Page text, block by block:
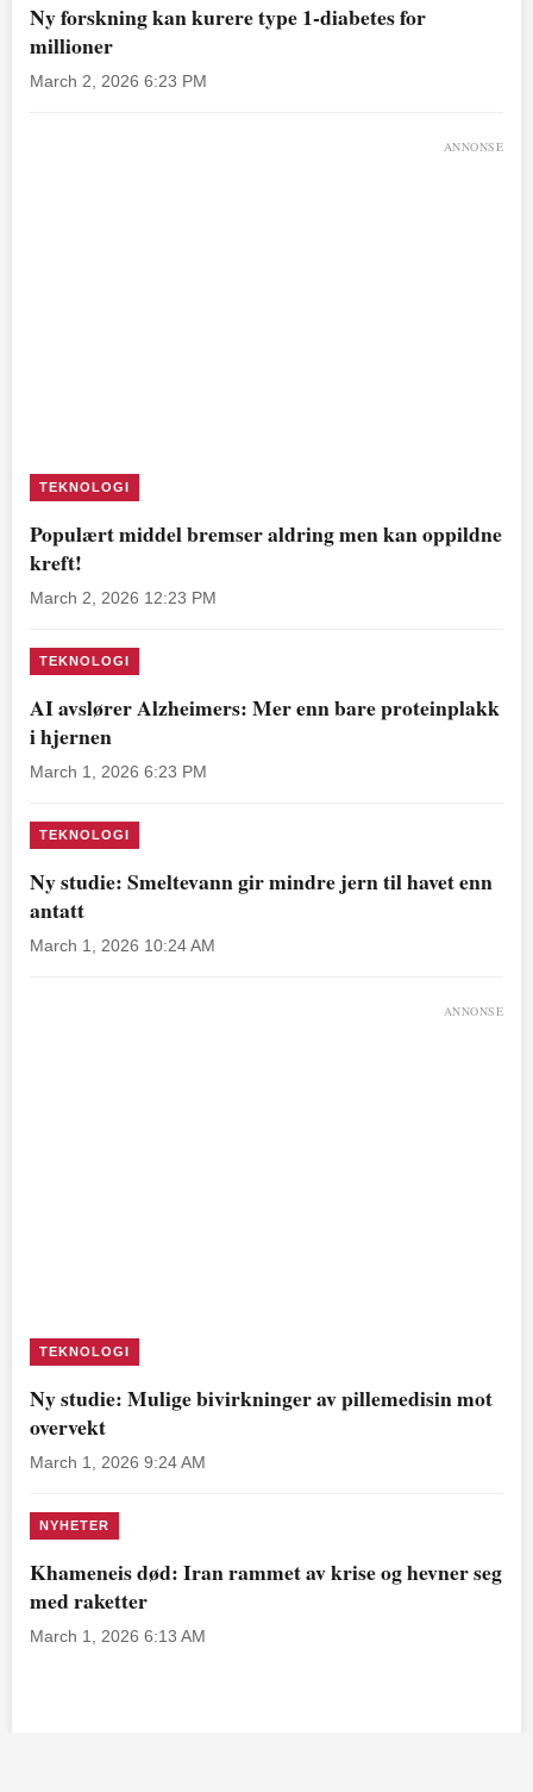
Ny forskning kan kurere type 1-diabetes for
millioner
March 2, 2026 6:23 PM
ANNONSE
TEKNOLOGI
Populært middel bremser aldring men kan oppildne
kreft!
March 2, 2026 12:23 PM
TEKNOLOGI
AI avslører Alzheimers: Mer enn bare proteinplakk
i hjernen
March 1, 2026 6:23 PM
TEKNOLOGI
Ny studie: Smeltevann gir mindre jern til havet enn
antatt
March 1, 2026 10:24 AM
ANNONSE
TEKNOLOGI
Ny studie: Mulige bivirkninger av pillemedisin mot
overvekt
March 1, 2026 9:24 AM
NYHETER
Khameneis død: Iran rammet av krise og hevner seg
med raketter
March 1, 2026 6:13 AM